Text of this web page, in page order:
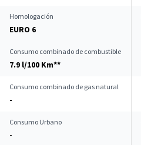
Homologación
EURO 6
Consumo combinado de combustible
7.9 l/100 Km**
Consumo combinado de gas natural
-
Consumo Urbano
-